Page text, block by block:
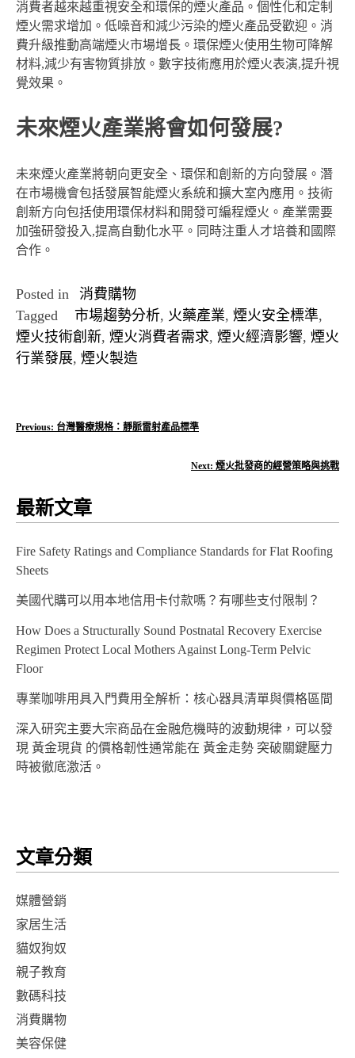
消費者越來越重視安全和環保的煙火產品。個性化和定制
煙火需求增加。低噪音和減少污染的煙火產品受歡迎。消
費升級推動高端煙火市場增長。環保煙火使用生物可降解
材料,減少有害物質排放。數字技術應用於煙火表演,提升視
覺效果。
未來煙火產業將會如何發展?
未來煙火產業將朝向更安全、環保和創新的方向發展。潛
在市場機會包括發展智能煙火系統和擴大室內應用。技術
創新方向包括使用環保材料和開發可編程煙火。產業需要
加強研發投入,提高自動化水平。同時注重人才培養和國際
合作。
Posted in
消費購物
Tagged
市場趨勢分析, 火藥產業, 煙火安全標準,
煙火技術創新, 煙火消費者需求, 煙火經濟影響, 煙火
行業發展, 煙火製造
文
覽
Previous: 台灣醫療規格：靜脈雷射產品標準
Next: 煙火批發商的經營策略與挑戰
最新文章
Fire Safety Ratings and Compliance Standards for Flat Roofing
Sheets
美國代購可以用本地信用卡付款嗎？有哪些支付限制？
How Does a Structurally Sound Postnatal Recovery Exercise
Regimen Protect Local Mothers Against Long-Term Pelvic
Floor
專業咖啡用具入門費用全解析：核心器具清單與價格區間
深入研究主要大宗商品在金融危機時的波動規律，可以發
現 黃金現貨 的價格韌性通常能在 黃金走勢 突破關鍵壓力
時被徹底激活。
文章分類
媒體營銷
家居生活
貓奴狗奴
親子教育
數碼科技
消費購物
美容保健